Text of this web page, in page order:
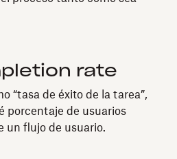
rate
“tasa de éxito de la tarea”,
porcentaje de usuarios
un flujo de usuario.